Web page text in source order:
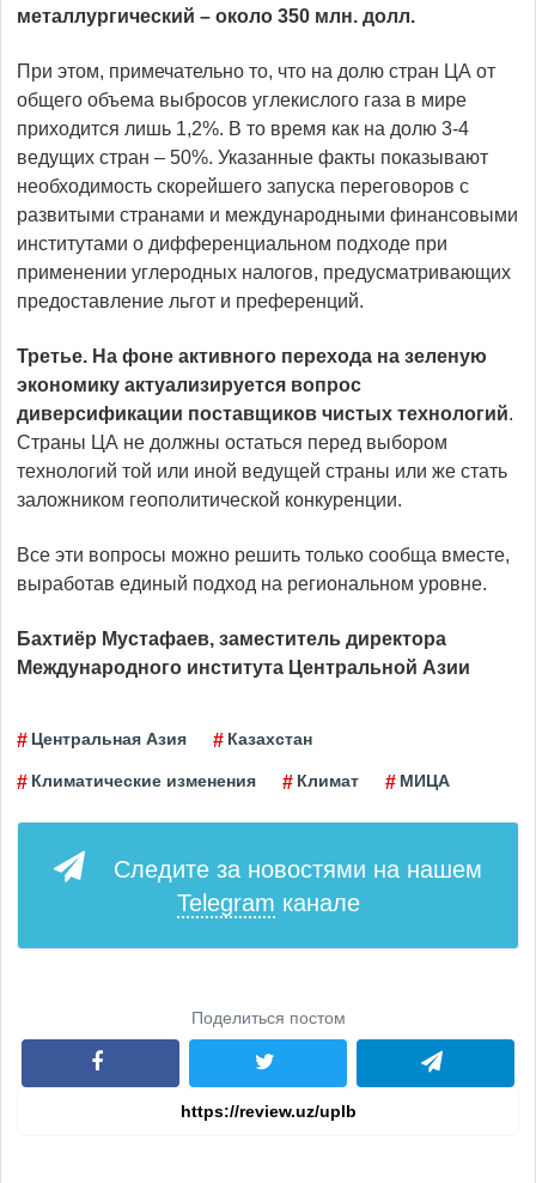
металлургический – около 350 млн. долл.
При этом, примечательно то, что на долю стран ЦА от
общего объема выбросов углекислого газа в мире
приходится лишь 1,2%. В то время как на долю 3-4
ведущих стран – 50%. Указанные факты показывают
необходимость скорейшего запуска переговоров с
развитыми странами и международными финансовыми
институтами о дифференциальном подходе при
применении углеродных налогов, предусматривающих
предоставление льгот и преференций.
Третье. На фоне активного перехода на зеленую
экономику актуализируется вопрос
диверсификации поставщиков чистых технологий.
Страны ЦА не должны остаться перед выбором
технологий той или иной ведущей страны или же стать
заложником геополитической конкуренции.
Все эти вопросы можно решить только сообща вместе,
выработав единый подход на региональном уровне.
Бахтиёр Мустафаев, заместитель директора
Международного института Центральной Азии
Центральная Азия Казахстан
Климатические изменения Климат МИЦА
Следите за новостями на нашем
Telegram канале
Поделиться постом